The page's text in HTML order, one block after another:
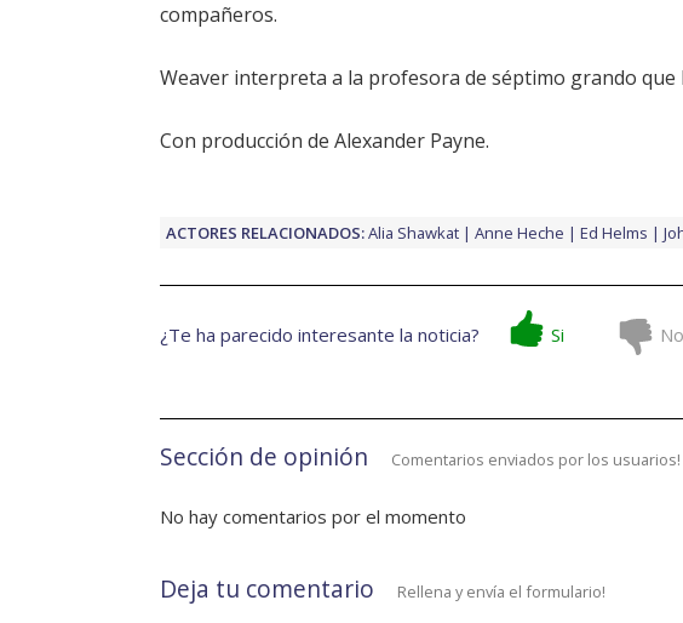
compañeros.
Weaver interpreta a la profesora de séptimo grando que
Con producción de Alexander Payne.
ACTORES RELACIONADOS:Alia Shawkat Anne Heche Ed Helms
¿Te ha parecido interesante la noticia? Si No
Sección de opinión Comentarios enviados por los usuarios!
No hay comentarios por el momento
Deja tu comentario Rellena y envía el formulario!